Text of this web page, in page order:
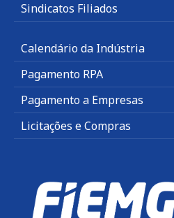
Sindicatos Filiados
Calendário da Indústria
Pagamento RPA
Pagamento a Empresas
Licitações e Compras